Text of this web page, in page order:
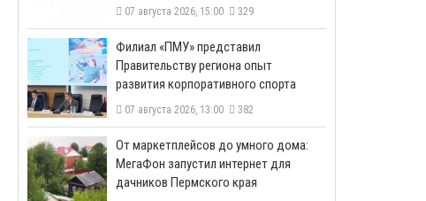
07 августа 2026, 15:00 329
​Филиал «ПМУ» представил
Правительству региона опыт
развития корпоративного спорта
07 августа 2026, 13:00 382
От маркетплейсов до умного дома:
МегаФон запустил интернет для
дачников Пермского края